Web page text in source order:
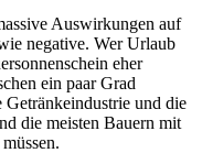
Auswirkungen auf
negative. Wer Urlaub
eher
ein paar Grad
und die
die meisten Bauern mit